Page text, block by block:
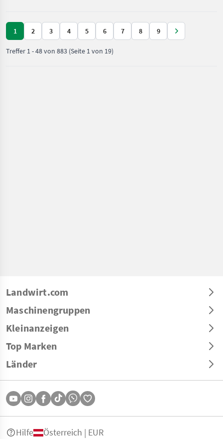
1 2 3 4 5 6 7 8 9
Treffer 1-48von 883 (Seite 1 von 19)
Landwirt.com
Maschinengruppen
Kleinanzeigen
Top Marken
Länder
Hilfe Österreich | EUR